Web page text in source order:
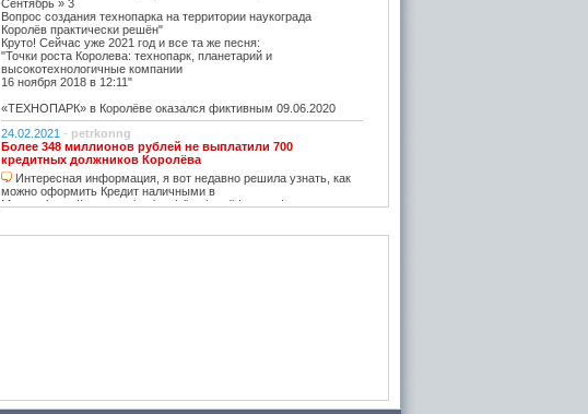
Сентябрь » 3
Вопрос создания технопарка на территории наукограда
Королёв практически решён"
Круто! Сейчас уже 2021 год и все та же песня:
"Точки роста Королева: технопарк, планетарий и
высокотехнологичные компании
16 ноября 2018 в 12:11"
«ТЕХНОПАРК» в Королёве оказался фиктивным 09.06.2020
24.02.2021 - petrkonng
Более 348 миллионов рублей не выплатили 700
кредитных должников Королёва
Интересная информация, я вот недавно решила узнать, как
можно оформить Кредит наличными в
Москве https://www.vostbank.ru/client/credit/ тут информацию в